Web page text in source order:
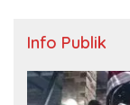
Info Publik